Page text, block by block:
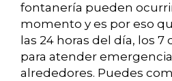
fontanería pueden
momento y es por eso
las 24 horas del día, los 7
para atender
alrededores. Puedes